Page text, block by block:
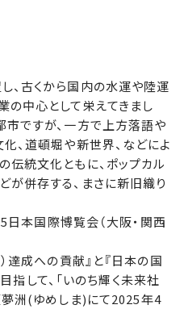
、古くから国内の水運や陸運
の中心として栄えてきまし
ですが、一方で上方落語や
、道頓堀や新世界、などによ
統文化ともに、ポップカル
併存する、まさに新旧織り
本国際博覧会（大阪・関西
達成への貢献』と『日本の国
して、「いのち輝く未来社
夢洲(ゆめしま)にて2025年4